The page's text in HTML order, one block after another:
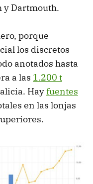
y Dartmouth.
porque
los discretos
anotados hasta
a las 1.200 t
Hayfuentes
en las lonjas